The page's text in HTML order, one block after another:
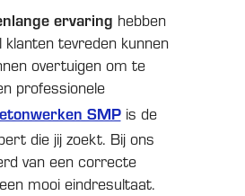
ervaring hebben
klanten tevreden kunnen
overtuigen om te
professionele
SMPis de
die jij zoekt. Bij ons
van een correcte
mooi eindresultaat.